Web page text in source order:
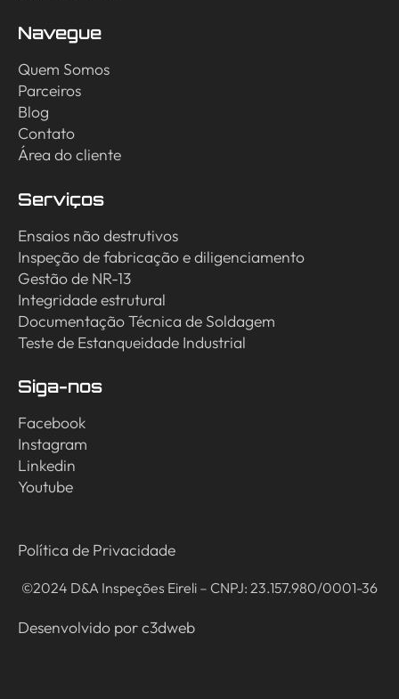
Navegue
Quem Somos
Parceiros
Blog
Contato
Área do cliente
Serviços
Ensaios não destrutivos
Inspeção de fabricação e diligenciamento
Gestão de NR-13
Integridade estrutural
Documentação Técnica de Soldagem
Teste de Estanqueidade Industrial
Siga-nos
Facebook
Instagram
Linkedin
Youtube
Política de Privacidade
©2024 D&A Inspeções Eireli – CNPJ: 23.157.980/0001-36
Desenvolvido porc3dweb